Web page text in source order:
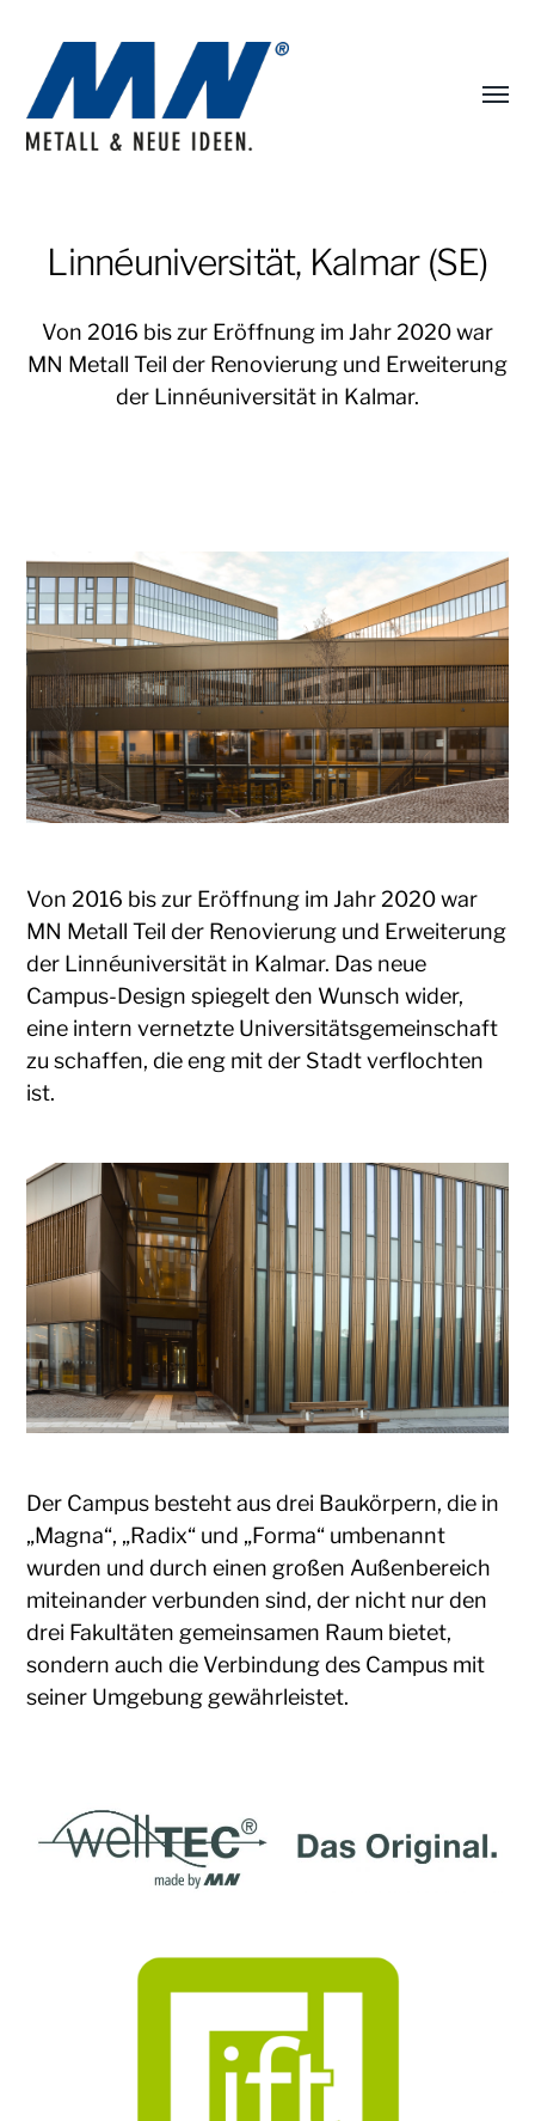
Menü
Linnéuniversität, Kalmar (SE)
Von 2016 bis zur Eröffnung im Jahr 2020 war
MN Metall Teil der Renovierung und Erweiterung
der Linnéuniversität in Kalmar.
Von 2016 bis zur Eröffnung im Jahr 2020 war
MN Metall Teil der Renovierung und Erweiterung
der Linnéuniversität in Kalmar. Das neue
Campus-Design spiegelt den Wunsch wider,
eine intern vernetzte Universitätsgemeinschaft
zu schaffen, die eng mit der Stadt verflochten
ist.
Der Campus besteht aus drei Baukörpern, die in
„Magna“, „Radix“ und „Forma“ umbenannt
wurden und durch einen großen Außenbereich
miteinander verbunden sind, der nicht nur den
drei Fakultäten gemeinsamen Raum bietet,
sondern auch die Verbindung des Campus mit
seiner Umgebung gewährleistet.